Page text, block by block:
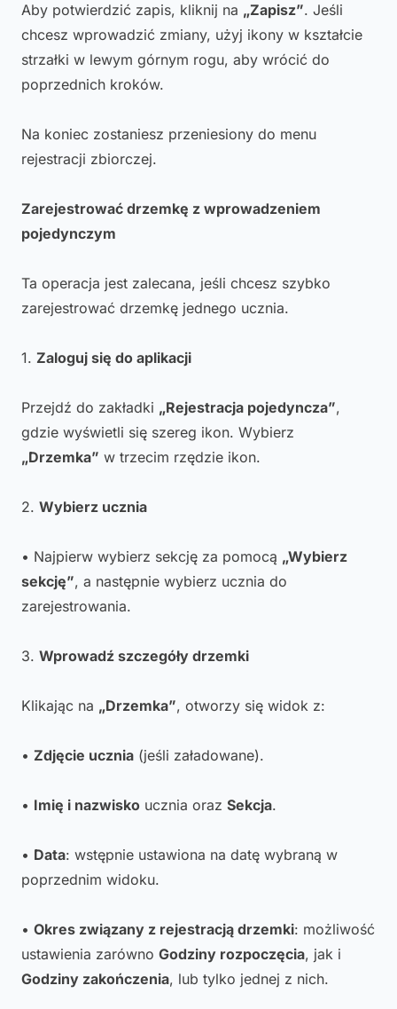
Aby potwierdzić zapis, kliknij na „Zapisz”. Jeśli
chcesz wprowadzić zmiany, użyj ikony w kształcie
strzałki w lewym górnym rogu, aby wrócić do
poprzednich kroków.
Na koniec zostaniesz przeniesiony do menu
rejestracji zbiorczej.
Zarejestrować drzemkę z wprowadzeniem
pojedynczym
Ta operacja jest zalecana, jeśli chcesz szybko
zarejestrować drzemkę jednego ucznia.
1. Zaloguj się do aplikacji
Przejdź do zakładki „Rejestracja pojedyncza”,
gdzie wyświetli się szereg ikon. Wybierz
„Drzemka” w trzecim rzędzie ikon.
2. Wybierz ucznia
• Najpierw wybierz sekcję za pomocą „Wybierz
sekcję”, a następnie wybierz ucznia do
zarejestrowania.
3. Wprowadź szczegóły drzemki
Klikając na „Drzemka”, otworzy się widok z:
• Zdjęcie ucznia (jeśli załadowane).
• Imię i nazwisko ucznia oraz Sekcja.
• Data: wstępnie ustawiona na datę wybraną w
poprzednim widoku.
• Okres związany z rejestracją drzemki: możliwość
ustawienia zarówno Godziny rozpoczęcia, jak i
Godziny zakończenia, lub tylko jednej z nich.